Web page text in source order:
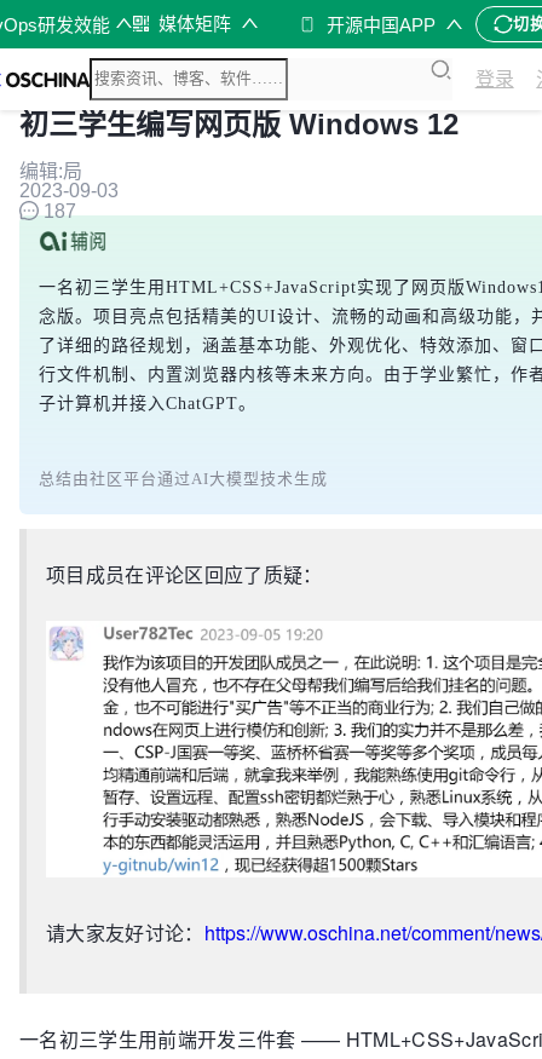
研发效能 媒体矩阵 开源中国APP 切
登录
初三学生编写网页版 Windows 12
编辑:局
2023-09-03
187
一名初三学生用HTML+CSS+JavaScript实现了网页版
念版。项目亮点包括精美的UI设计、流畅的动画和高级功能
了详细的路径规划，涵盖基本功能、外观优化、特效添加、
行文件机制、内置浏览器内核等未来方向。由于学业繁忙，作
子计算机并接入ChatGPT。
总结由社区平台通过AI大模型技术生成
项目成员在评论区回应了质疑：
请大家友好讨论： https://www.oschina.net/comment/
一名初三学生用前端开发三件套 ——